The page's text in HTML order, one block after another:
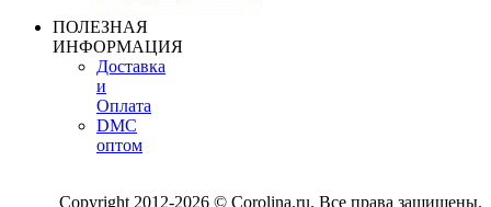
ПОЛЕЗНАЯ
ИНФОРМАЦИЯ
Доставка
и
Оплата
DMC
оптом
Copyright 2012-2026 © Corolina.ru. Все права защищены.